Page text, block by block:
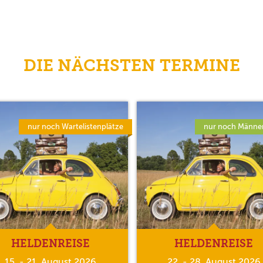
DIE NÄCHSTEN TERMINE
nur noch Wartelistenplätze
HELDENREISE
nur noch
HELDENREISE